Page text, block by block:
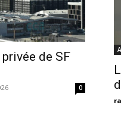
de SF
0